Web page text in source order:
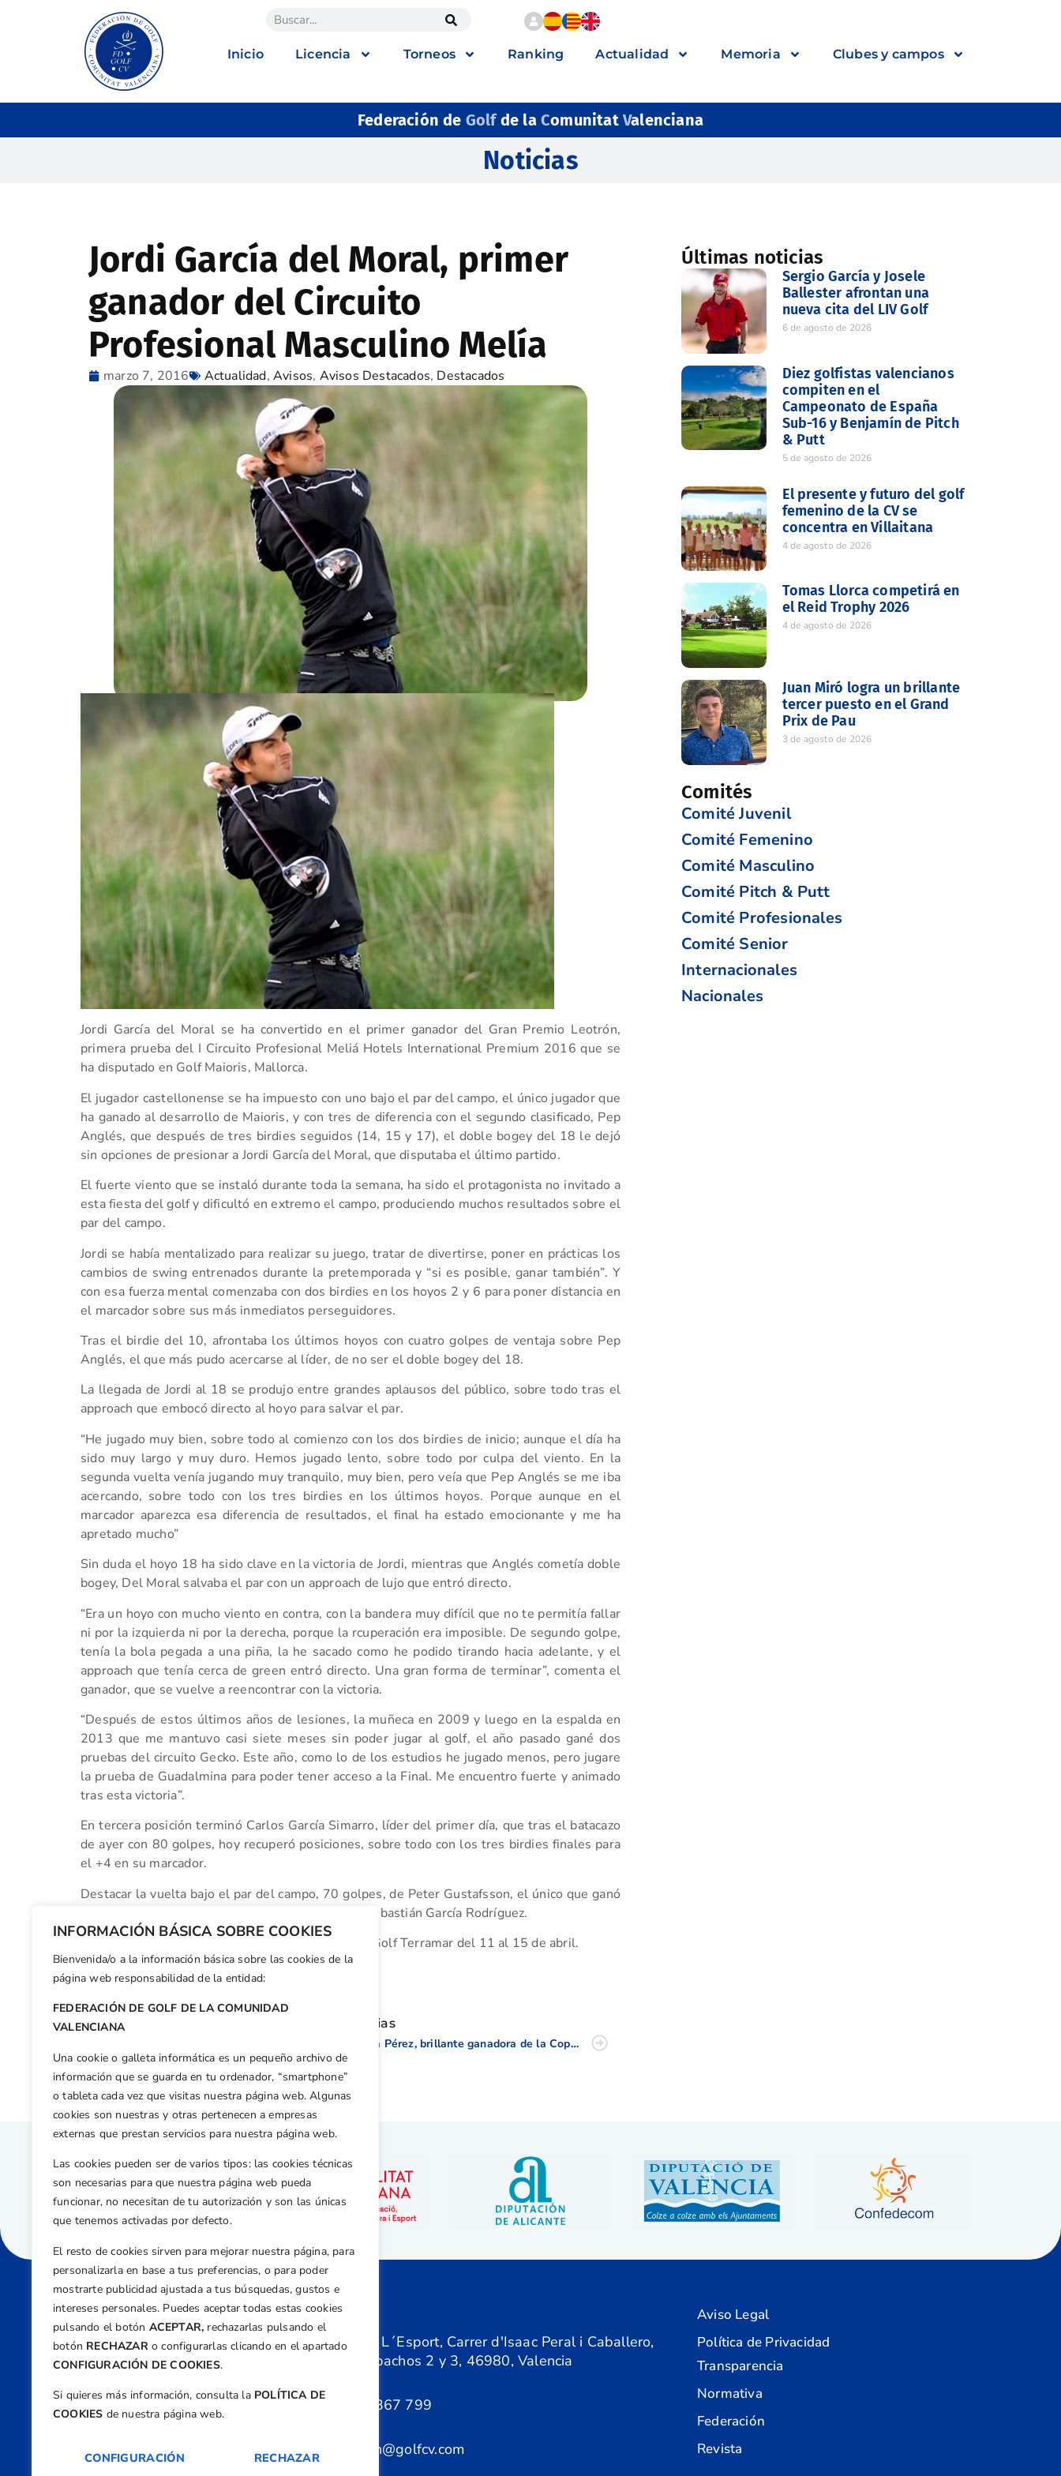
INFORMACIÓN BÁSICA SOBRE COOKIES
Bienvenida/o a la información básica sobre las cookies de la
página web responsabilidad de la entidad:
FEDERACIÓN DE GOLF DE LA COMUNIDAD
VALENCIANA
Una cookie o galleta informática es un pequeño archivo de
información que se guarda en tu ordenador, “smartphone”
o tableta cada vez que visitas nuestra página web. Algunas
cookies son nuestras y otras pertenecen a empresas
externas que prestan servicios para nuestra página web.
Las cookies pueden ser de varios tipos: las cookies técnicas
son necesarias para que nuestra página web pueda
funcionar, no necesitan de tu autorización y son las únicas
que tenemos activadas por defecto.
El resto de cookies sirven para mejorar nuestra página, para
personalizarla en base a tus preferencias, o para poder
mostrarte publicidad ajustada a tus búsquedas, gustos e
intereses personales. Puedes aceptar todas estas cookies
pulsando el botón ACEPTAR, rechazarlas pulsando el
botón RECHAZARo configurarlas clicando en el apartado
CONFIGURACIÓN DE COOKIES.
Si quieres más información, consulta la POLÍTICA DE
COOKIES de nuestra página web.
CONFIGURACIÓN RECHAZAR
Inicio Licencia Torneos Ranking Actualidad Memoria Clubes y campos
Federación de Golfde la ComunitatValenciana
Noticias
Jordi García del Moral, primer
ganador del Circuito
Profesional Masculino Melía
marzo 7, 2016 Actualidad,Avisos, Avisos Destacados, Destacados
Jordi García del Moral se ha convertido en el primer ganador del Gran Premio Leotrón,
primera prueba del I Circuito Profesional Meliá Hotels International Premium 2016 que se
ha disputado en Golf Maioris, Mallorca.
El jugador castellonense se ha impuesto con uno bajo el par del campo, el único jugador que
ha ganado al desarrollo de Maioris, y con tres de diferencia con el segundo clasificado, Pep
Anglés, que después de tres birdies seguidos (14, 15 y 17), el doble bogey del 18 le dejó
sin opciones de presionar a Jordi García del Moral, que disputaba el último partido.
El fuerte viento que se instaló durante toda la semana, ha sido el protagonista no invitado a
esta fiesta del golf y dificultó en extremo el campo, produciendo muchos resultados sobre el
par del campo.
Jordi se había mentalizado para realizar su juego, tratar de divertirse, poner en prácticas los
cambios de swing entrenados durante la pretemporada y “si es posible, ganar también”. Y
con esa fuerza mental comenzaba con dos birdies en los hoyos 2 y 6 para poner distancia en
el marcador sobre sus más inmediatos perseguidores.
Tras el birdie del 10, afrontaba los últimos hoyos con cuatro golpes de ventaja sobre Pep
Anglés, el que más pudo acercarse al líder, de no ser el doble bogey del 18.
La llegada de Jordi al 18 se produjo entre grandes aplausos del público, sobre todo tras el
approach que embocó directo al hoyo para salvar el par.
“He jugado muy bien, sobre todo al comienzo con los dos birdies de inicio; aunque el día ha
sido muy largo y muy duro. Hemos jugado lento, sobre todo por culpa del viento. En la
segunda vuelta venía jugando muy tranquilo, muy bien, pero veía que Pep Anglés se me iba
acercando, sobre todo con los tres birdies en los últimos hoyos. Porque aunque en el
marcador aparezca esa diferencia de resultados, el final ha estado emocionante y me ha
apretado mucho”
Sin duda el hoyo 18 ha sido clave en la victoria de Jordi, mientras que Anglés cometía doble
bogey, Del Moral salvaba el par con un approach de lujo que entró directo.
“Era un hoyo con mucho viento en contra, con la bandera muy difícil que no te permitía fallar
ni por la izquierda ni por la derecha, porque la rcuperación era imposible. De segundo golpe,
tenía la bola pegada a una piña, la he sacado como he podido tirando hacia adelante, y el
approach que tenía cerca de green entró directo. Una gran forma de terminar”, comenta el
ganador, que se vuelve a reencontrar con la victoria.
“Después de estos últimos años de lesiones, la muñeca en 2009 y luego en la espalda en
2013 que me mantuvo casi siete meses sin poder jugar al golf, el año pasado gané dos
pruebas del circuito Gecko. Este año, como lo de los estudios he jugado menos, pero jugare
la prueba de Guadalmina para poder tener acceso a la Final. Me encuentro fuerte y animado
tras esta victoria”.
En tercera posición terminó Carlos García Simarro, líder del primer día, que tras el batacazo
de ayer con 80 golpes, hoy recuperó posiciones, sobre todo con los tres birdies finales para
el +4 en su marcador.
Destacar la vuelta bajo el par del campo, 70 golpes, de Peter Gustafsson, el único que ganó
al campo hoy y que terminó sexto empatado con Sebastián García Rodríguez.
La próxima prueba del Circuito será en el Club de Golf Terramar del 11 al 15 de abril.
Facebook
X WhatsApp
LinkedIn
Email
Otras noticias
Marta Pérez, brillante ganadora de la Copa S. M. La Reina 2016
Últimas noticias
Sergio García y Josele
Ballester afrontan una
nueva cita del LIV Golf
6 de agosto de 2026
Diez golfistas valencianos
compiten en el
Campeonato de España
Sub-16 y Benjamín de Pitch
& Putt
5 de agosto de 2026
El presente y futuro del golf
femenino de la CV se
concentra en Villaitana
4 de agosto de 2026
Tomas Llorca competirá en
el Reid Trophy 2026
4 de agosto de 2026
Juan Miró logra un brillante
tercer puesto en el Grand
Prix de Pau
3 de agosto de 2026
Comités
Comité Juvenil
Comité Femenino
Comité Masculino
Comité Pitch & Putt
Comité Profesionales
Comité Senior
Internacionales
Nacionales
Dirección
Centre de L´Esport, Carrer d'Isaac Peral i Caballero,
Nº 5, Despachos 2 y 3, 46980, Valencia
+34 961 367 799
federacion@golfcv.com
Aviso Legal
Política de Privacidad
Transparencia
Normativa
Federación
Revista